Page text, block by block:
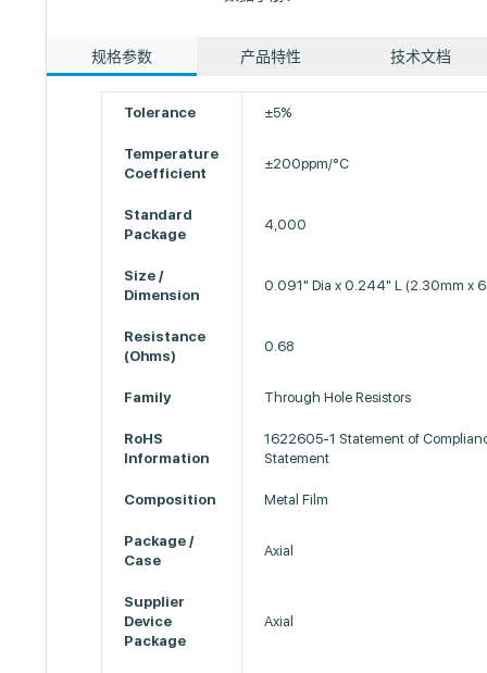
规格参数 产品特性 技术文档
Tolerance ±5%
Temperature
Coefficient
±200ppm/°C
Standard
Package
4,000
Size /
Dimension
0.091" Dia x 0.244" L (2.30mm x
Resistance
(Ohms)
0.68
Family Through Hole Resistors
RoHS
Information
1622605-1 Statement of
Statement
Composition Metal Film
Package /
Case
Axial
Supplier
Device
Package
Axial